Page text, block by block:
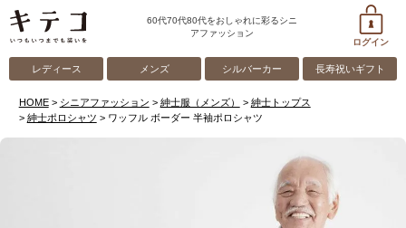
60代70代80代をおしゃれに彩るシニ
アファッション
ログイン
レディース メンズ シルバーカー 長寿祝いギフト
HOME シニアファッション 紳士服（メンズ）
紳士トップス
紳士ポロシャツ
ワッフル ボーダー 半袖ポロシャツ